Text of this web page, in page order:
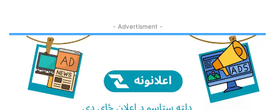
- Advertisment -